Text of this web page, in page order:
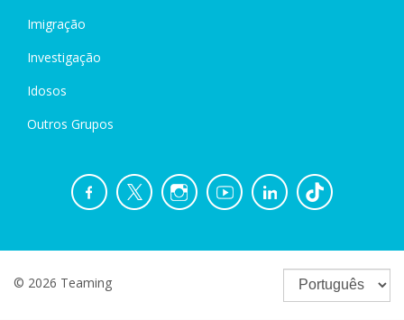
Imigração
Investigação
Idosos
Outros Grupos
© 2026 Teaming